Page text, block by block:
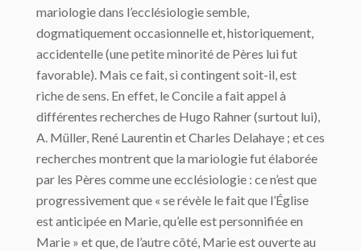
mariologie dans l’ecclésiologie semble,
dogmatiquement occasionnelle et, historiquement,
accidentelle (une petite minorité de Pères lui fut
favorable). Mais ce fait, si contingent soit-il, est
riche de sens. En effet, le Concile a fait appel à
différentes recherches de Hugo Rahner (surtout lui),
A. Müller, René Laurentin et Charles Delahaye ; et ces
recherches montrent que la mariologie fut élaborée
par les Pères comme une ecclésiologie : ce n’est que
progressivement que « se révèle le fait que l’Église
est anticipée en Marie, qu’elle est personnifiée en
Marie » et que, de l’autre côté, Marie est ouverte au